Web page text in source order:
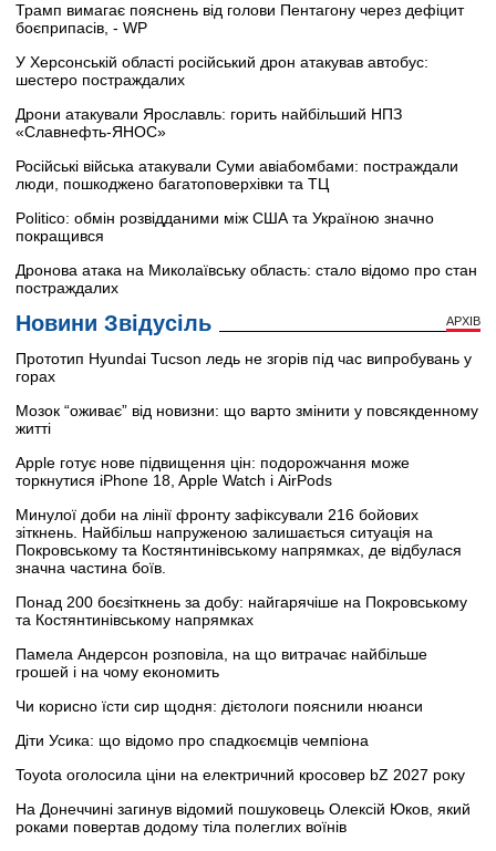
Трамп вимагає пояснень від голови Пентагону через дефіцит
боєприпасів, - WP
У Херсонській області російський дрон атакував автобус:
шестеро постраждалих
Дрони атакували Ярославль: горить найбільший НПЗ
«Славнефть-ЯНОС»
Російські війська атакували Суми авіабомбами: постраждали
люди, пошкоджено багатоповерхівки та ТЦ
Politico: обмін розвідданими між США та Україною значно
покращився
Дронова атака на Миколаївську область: стало відомо про стан
постраждалих
Новини Звідусіль АРХІВ
Прототип Hyundai Tucson ледь не згорів під час випробувань у
горах
Мозок “оживає” від новизни: що варто змінити у повсякденному
житті
Apple готує нове підвищення цін: подорожчання може
торкнутися iPhone 18, Apple Watch і AirPods
Минулої доби на лінії фронту зафіксували 216 бойових
зіткнень. Найбільш напруженою залишається ситуація на
Покровському та Костянтинівському напрямках, де відбулася
значна частина боїв.
Понад 200 боєзіткнень за добу: найгарячіше на Покровському
та Костянтинівському напрямках
Памела Андерсон розповіла, на що витрачає найбільше
грошей і на чому економить
Чи корисно їсти сир щодня: дієтологи пояснили нюанси
Діти Усика: що відомо про спадкоємців чемпіона
Toyota оголосила ціни на електричний кросовер bZ 2027 року
На Донеччині загинув відомий пошуковець Олексій Юков, який
роками повертав додому тіла полеглих воїнів